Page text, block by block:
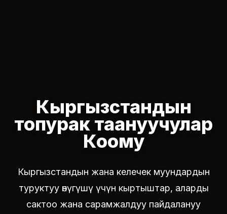
Кыргызстандын
топурак таануучулар
Коому
Кыргызстандын жана келечек муундардын
туруктуу өнүгүшү үчүн кыртыштар, аларды
сактоо жана сарамжалдуу пайдалануу